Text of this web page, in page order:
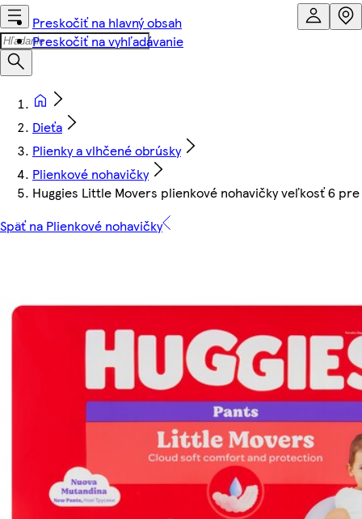
Preskočiť na hlavný obsah
Preskočiť na vyhľadávanie
Dieťa
Plienky a vlhčené obrúsky
Plienkové nohavičky
Huggies Little Movers plienkové nohavičky veľkosť 6
Späť na Plienkové nohavičky